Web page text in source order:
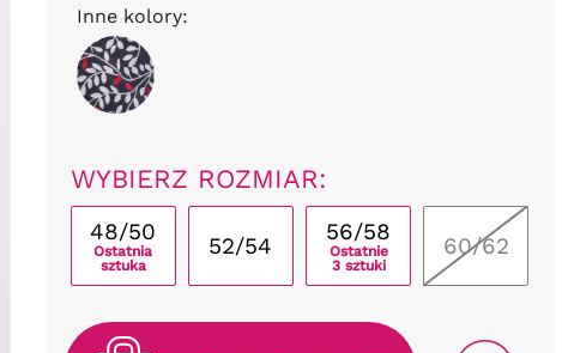
Inne kolory:
WYBIERZ ROZMIAR:
48/50
Ostatnia
sztuka
52/54
56/58
Ostatnie
3 sztuki
60/62